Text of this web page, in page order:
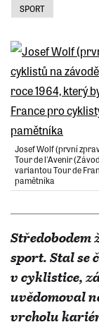
SPORT
Josef Wolf (první
Tour de l'Avenir
variantou Tour de
pamětníka
Středobodem
sport. Stal se
v cyklistice,
uvědomoval
vrcholu